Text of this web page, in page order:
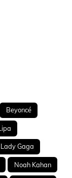
Beyoncé
Lady Gaga
Noah Kahan